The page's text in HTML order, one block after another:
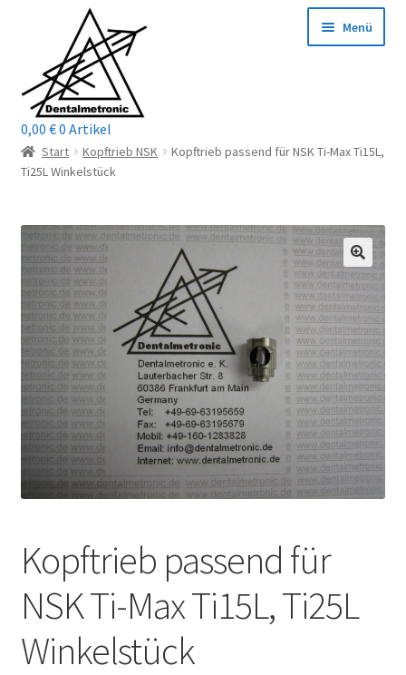
Navigation
springen
springen
Menü
Home
Mein Konto / Login
Kontakt
Reparaturservice
öffnen
Wichtige Infos
öffnen
Unsere Firma
Warenkorb
0,00 €0 Artikel
Start Kopftrieb NSK
Kopftrieb passend für NSK Ti-Max Ti15L,
Ti25L Winkelstück
Kopftrieb passend für
NSK Ti-Max Ti15L, Ti25L
Winkelstück